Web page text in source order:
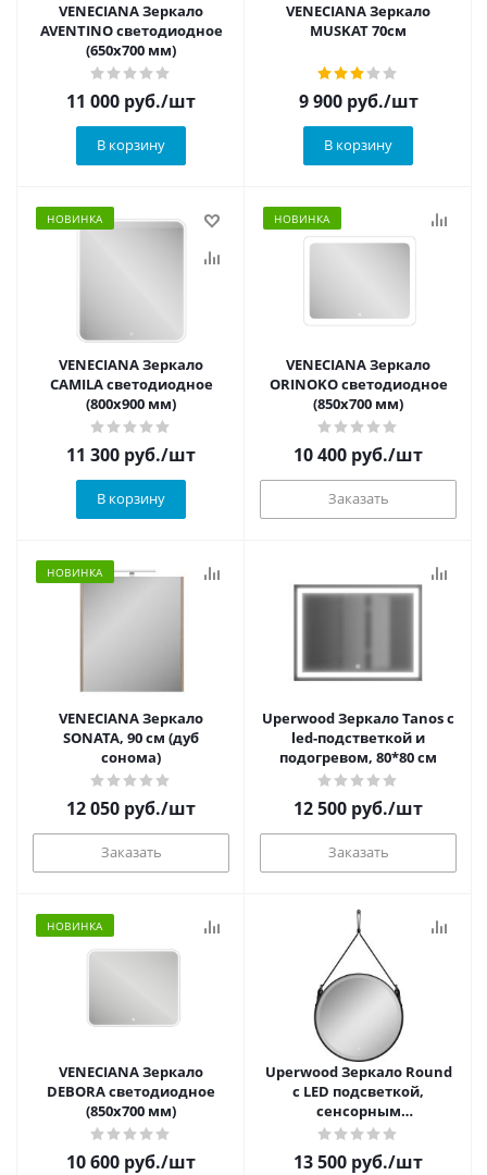
VENECIANA Зеркало
AVENTINO светодиодное
(650х700 мм)
11 000 руб./шт
В корзину
VENECIANA Зеркало
MUSKAT 70см
9 900руб./шт
В корзину
НОВИНКА
VENECIANA Зеркало
CAMILA светодиодное
(800х900 мм)
11 300 руб./шт
В корзину
НОВИНКА
VENECIANA Зеркало
ORINOKO светодиодное
(850х700 мм)
10 400 руб./шт
Заказать
НОВИНКА
VENECIANA Зеркало
SONATA, 90 см (дуб
сонома)
12 050 руб./шт
Заказать
Uperwood Зеркало Tanos с
led-подстветкой и
подогревом, 80*80 см
12 500 руб./шт
Заказать
НОВИНКА
VENECIANA Зеркало
DEBORA светодиодное
(850х700 мм)
10 600 руб./шт
Uperwood Зеркало Round
с LED подсветкой,
сенсорным
выключателем и черным
ременем (D=65 см)
13 500 руб./шт